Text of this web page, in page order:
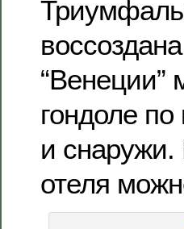
“Венеции”
гондоле по
и снаружи.
отеля